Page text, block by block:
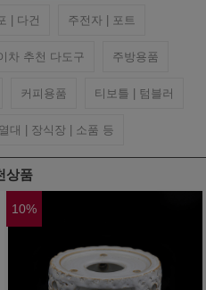
| 다건 주전자 | 포트
차 추천 다도구 주방용품
커피용품 티보틀 | 텀블러
대 | 장식장 | 소품 등
상품
10%